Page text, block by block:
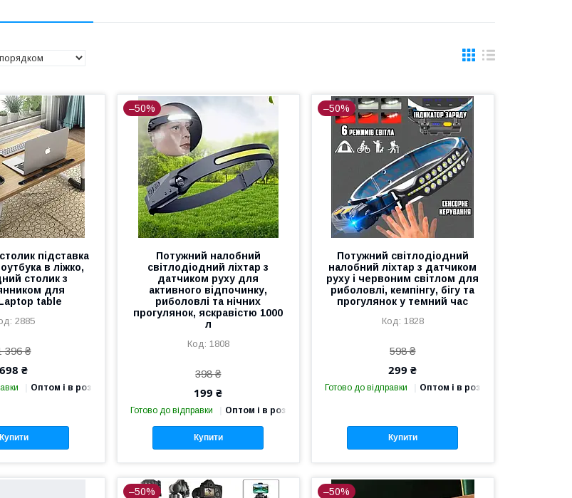
підставка
в ліжко,
столик з
для
table
2885
396 ₴
698 ₴
Оптом і в роздріб
Купити
–50%
Потужний налобний
світлодіодний ліхтар з
датчиком руху для
активного відпочинку,
риболовлі та нічних
прогулянок, яскравістю 1000
л
1808
398 ₴
199 ₴
Готово до відправки Оптом і в роздріб
Купити
–50%
Потужний світлодіодний
налобний ліхтар з датчиком
руху і червоним світлом для
риболовлі, кемпінгу, бігу та
прогулянок у темний час
1828
598 ₴
299 ₴
Готово до відправки Оптом і в роздріб
Купити
–50% –50%